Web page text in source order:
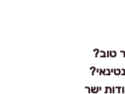
טוב?
ישר